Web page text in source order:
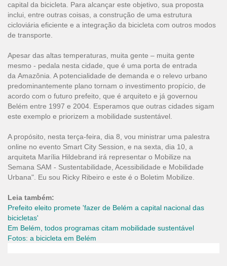
capital da bicicleta. Para alcançar este objetivo, sua proposta
inclui, entre outras coisas, a construção de uma estrutura
cicloviária eficiente e a integração da bicicleta com outros modos
de transporte.
Apesar das altas temperaturas, muita gente – muita gente
mesmo - pedala nesta cidade, que é uma porta de entrada
da Amazônia. A potencialidade de demanda e o relevo urbano
predominantemente plano tornam o investimento propício, de
acordo com o futuro prefeito, que é arquiteto e já governou
Belém entre 1997 e 2004. Esperamos que outras cidades sigam
este exemplo e priorizem a mobilidade sustentável.
A propósito, nesta terça-feira, dia 8, vou ministrar uma palestra
online no evento Smart City Session, e na sexta, dia 10, a
arquiteta Marília Hildebrand irá representar o Mobilize na
Semana SAM - Sustentabilidade, Acessibilidade e Mobilidade
Urbana". Eu sou Ricky Ribeiro e este é o Boletim Mobilize.
Leia também:
Prefeito eleito promete 'fazer de Belém a capital nacional das
bicicletas'
Em Belém, todos programas citam mobilidade sustentável
Fotos: a bicicleta em Belém